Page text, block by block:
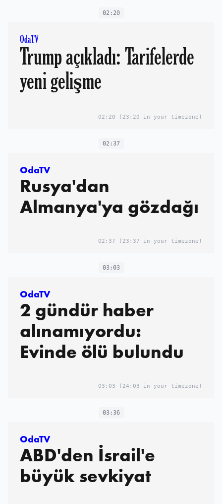
02:20
OdaTV
Trump açıkladı: Tarifelerde
yeni gelişme
02:20 (23:20 in your timezone)
02:37
OdaTV
Rusya'dan
Almanya'ya gözdağı
02:37 (23:37 in your timezone)
03:03
OdaTV
2 gündür haber
alınamıyordu:
Evinde ölü bulundu
03:03 (24:03 in your timezone)
03:36
OdaTV
ABD'den İsrail'e
büyük sevkiyat